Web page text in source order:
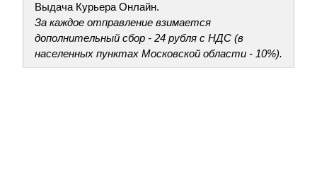
Выдача Курьера Онлайн.
За каждое отправление взимается
дополнительный сбор - 24 рубля с НДС (в
населенных пунктах Московской области - 10%).